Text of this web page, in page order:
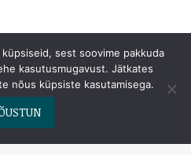
sest soovime pakkuda
kasutusmugavust. Jätkates
nõus küpsiste kasutamisega.